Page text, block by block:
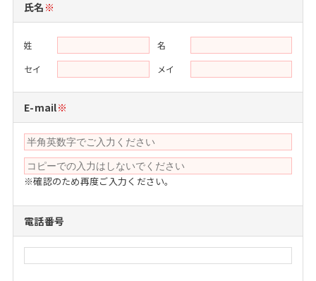
年齢と年収の相関図
氏名 ※
姓
名
セイ
メイ
E-mail※
※確認のため再度ご入力ください。
電話番号